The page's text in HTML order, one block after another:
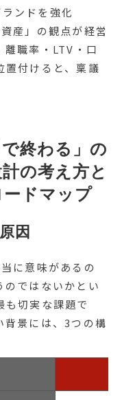
ンドを強化
産」の観点が経営
離職率・LTV・口
置付けると、稟議
終わる」の
の考え方と
ドマップ
因
に意味があるの
のではないかとい
も切実な課題で
背景には、3つの構